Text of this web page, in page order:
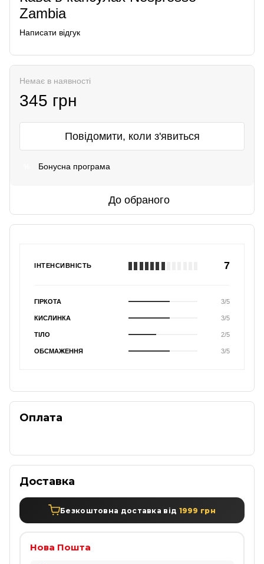
Zambia
Написати відгук
Немає в наявності
345 грн
Повідомити, коли з'явиться
Бонусна програма
До обраного
ІНТЕНСИВНІСТЬ 7
ГІРКОТА 3/5
КИСЛИНКА 3/5
ТІЛО 2/5
ОБСМАЖЕННЯ 3/5
Оплата
Доставка
Безкоштовна доставка від 1999 грн
Нова Пошта